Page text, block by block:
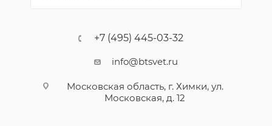
+7 (495) 445-03-32
info@btsvet.ru
Московская область, г. Химки, ул.
Московская, д. 12